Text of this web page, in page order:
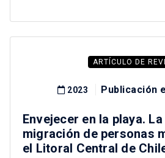
ARTÍCULO DE
2023 Publicación
Envejecer en la playa.
migración de personas
el Litoral Central de